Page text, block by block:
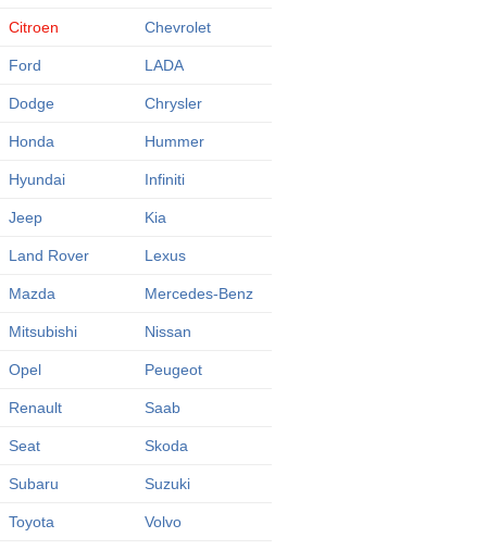
Citroen Chevrolet
Ford LADA
Dodge Chrysler
Honda Hummer
Hyundai Infiniti
Jeep Kia
Land Rover Lexus
Mazda Mercedes-Benz
Mitsubishi Nissan
Opel Peugeot
Renault Saab
Seat Skoda
Subaru Suzuki
Toyota Volvo